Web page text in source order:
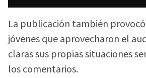
La publicación también
jóvenes que aprovecharon el
claras sus propias situaciones
los comentarios.